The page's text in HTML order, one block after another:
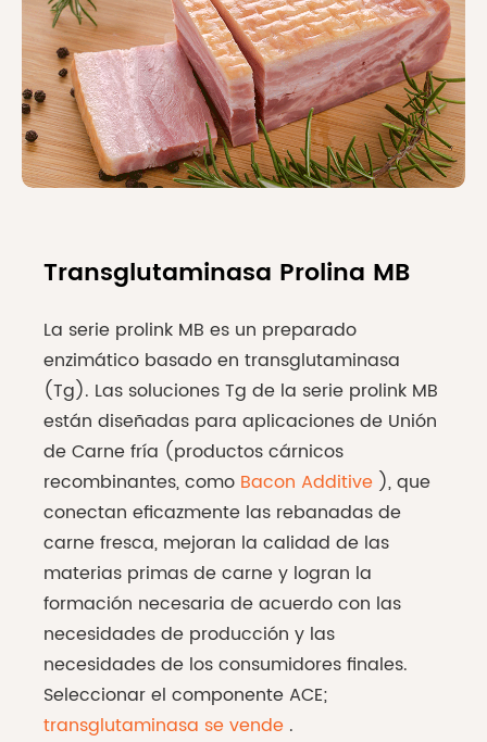
Transglutaminasa Prolina MB
La serie prolink MB es un preparado
enzimático basado en transglutaminasa
(Tg). Las soluciones Tg de la serie prolink MB
están diseñadas para aplicaciones de Unión
de Carne fría (productos cárnicos
recombinantes, como Bacon Additive ), que
conectan eficazmente las rebanadas de
carne fresca, mejoran la calidad de las
materias primas de carne y logran la
formación necesaria de acuerdo con las
necesidades de producción y las
necesidades de los consumidores finales.
Seleccionar el componente ACE;
transglutaminasa se vende .